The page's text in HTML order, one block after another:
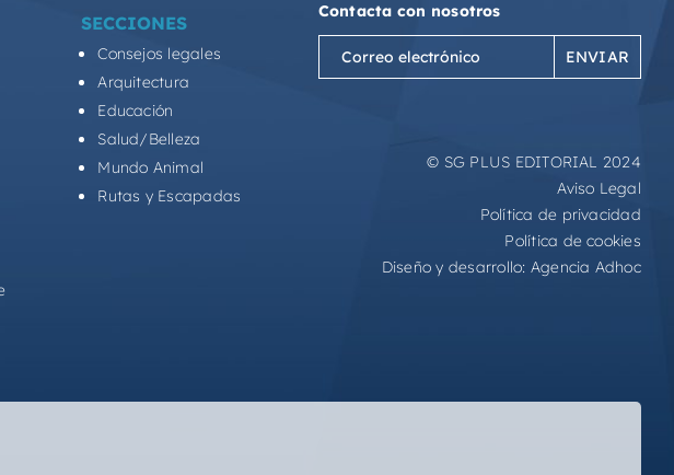
SECCIONES
Consejos legales
Arquitectura
Educación
Salud/Belleza
Mundo Animal
Rutas y Escapadas
Contacta con nosotros
Correo
electrónico
© SG PLUS EDITORIAL 2024
Aviso Legal
Política de privacidad
Política de cookies
Diseño y desarrollo: Agencia Adhoc